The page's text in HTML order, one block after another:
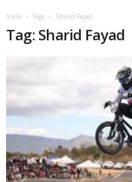
Inicio Tags Sharid Fayad
Tag: Sharid Fayad